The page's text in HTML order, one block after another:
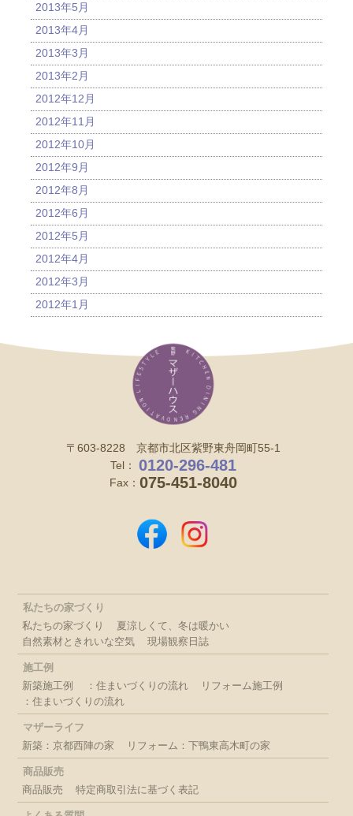
2013年5月
2013年4月
2013年3月
2013年2月
2012年12月
2012年11月
2012年10月
2012年9月
2012年8月
2012年6月
2012年5月
2012年4月
2012年3月
2012年1月
〒603-8228 京都市北区紫野東舟岡町55-1
Tel：
0120-296-481
Fax： 075-451-8040
私たちの家づくり
私たちの家づくり
夏涼しくて、冬は暖かい
自然素材ときれいな空気
現場観察日誌
施工例
新築施工例
：住まいづくりの流れ
リフォーム施工例
：住まいづくりの流れ
マザーライフ
新築：京都西陣の家
リフォーム：下鴨東高木町の家
商品販売
商品販売
特定商取引法に基づく表記